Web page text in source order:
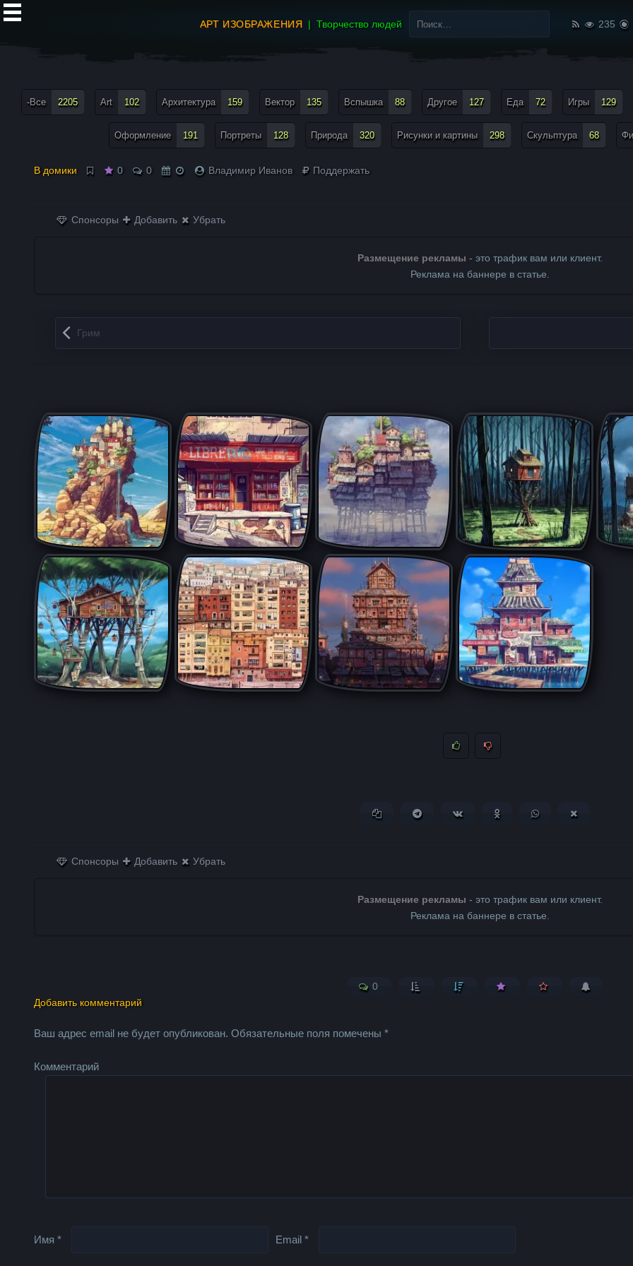
АРТ ИЗОБРАЖЕНИЯ Творчество людей
Найти:
235
-Все 2205 Art 102 Архитектура 159 Вектор 135 Вспышка 88 Другое 127 Еда 72 Игры 129
Оформление 191 Портреты 128 Природа 320 Рисунки и картины 298 Скульптура 68
В домики 0 0 Владимир Иванов Поддержать
Спонсоры Добавить Убрать
Размещение рекламы - это трафик вам или клиент.
Реклама на баннере в статье.
Запись навигация
Грим
Копировать ссылкуПоделиться в Telegram
Поделиться ВКонтакте
Поделиться вПоделиться в
Спонсоры Добавить Убрать
Размещение рекламы - это трафик вам или клиент.
Реклама на баннере в статье.
0
Добавить комментарий
Ваш адрес email не будет опубликован. Обязательные поля помечены*
Комментарий
Имя* Email*